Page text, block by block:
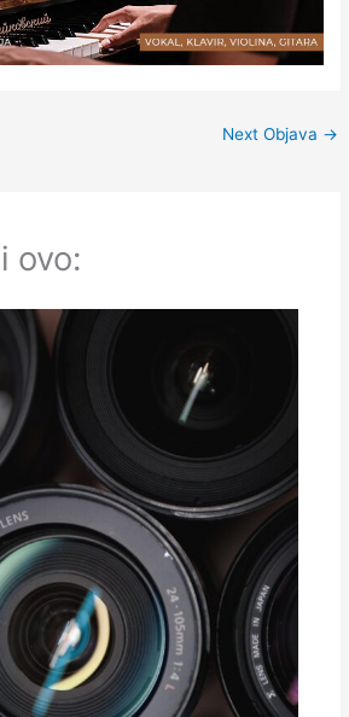
Next Objava →
ovo: